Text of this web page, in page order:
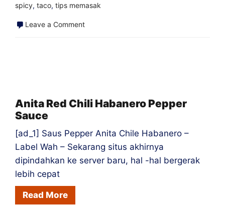
spicy, taco, tips memasak
Leave a Commenton
gosok
rempah
-
rempah
Anita Red Chili Habanero Pepper
Sauce
[ad_1] Saus Pepper Anita Chile Habanero –
Label Wah – Sekarang situs akhirnya
dipindahkan ke server baru, hal -hal bergerak
lebih cepat
Read More